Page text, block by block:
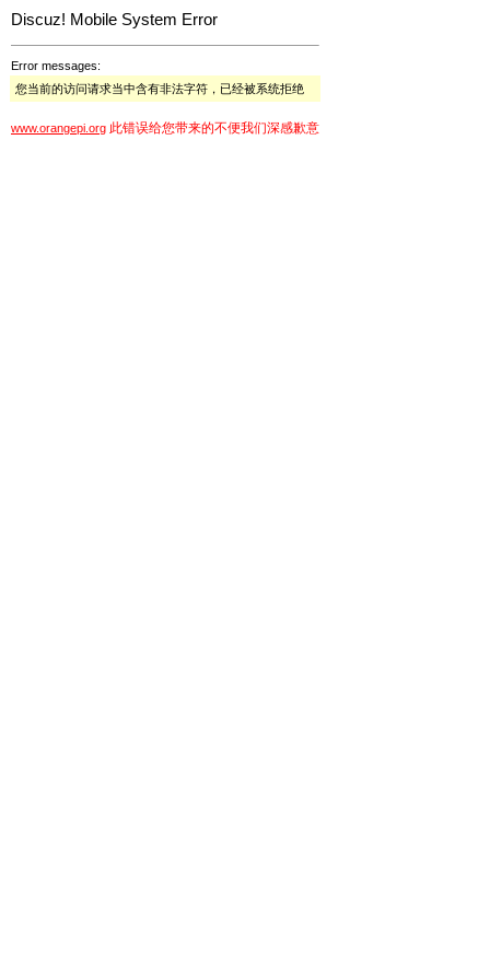
Discuz! Mobile System Error
Error messages:
您当前的访问请求当中含有非法字符，已经被系统拒绝
www.orangepi.org 此错误给您带来的不便我们深感歉意